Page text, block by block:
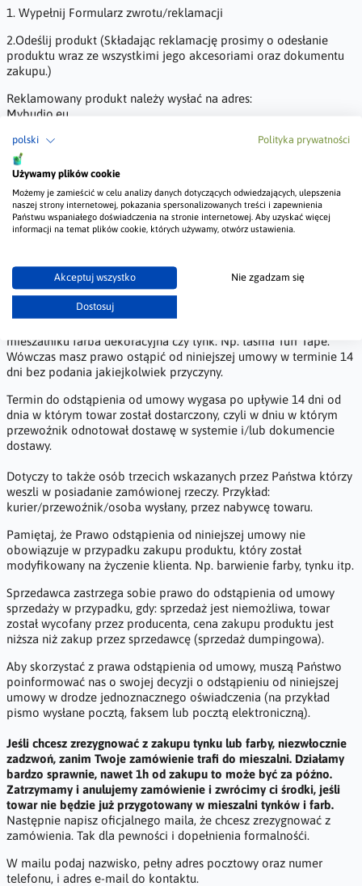
polski Polityka prywatności
Używamy plików cookie
Możemy je zamieścić w celu analizy danych dotyczących odwiedzających, ulepszenia
naszej strony internetowej, pokazania spersonalizowanych treści i zapewnienia
Państwu wspaniałego doświadczenia na stronie internetowej. Aby uzyskać więcej
informacji na temat plików cookie, których używamy, otwórz ustawienia.
Akceptuj wszystko Nie zgadzam się
Dostosuj
1. Wypełnij Formularz zwrotu/reklamacji
2.Odeślij produkt (Składając reklamację prosimy o odesłanie
produktu wraz ze wszystkimi jego akcesoriami oraz dokumentu
zakupu.)
Reklamowany produkt należy wysłać na adres:
Mybudio.eu
64-800 Chodzież
Polska
Do paczki z oświadczeniem i zwracanym produktem/produktami
dołącz także wszystkie otrzymane z nim/nimi akcesoria oraz
paragon lub fakturę.
--------------------
Informacje dotyczące korzystania z prawa do odstąpienia od
umowy/Prawo odstąpienia od umowy.
W przypadku zakupu produktu, który nie był modyfikowany pod
mieszalniku farba dekoracyjna czy tynk. Np. taśma Tuff Tape.
Wówczas masz prawo ostąpić od niniejszej umowy w terminie 14
dni bez podania jakiejkolwiek przyczyny.
Termin do odstąpienia od umowy wygasa po upływie 14 dni od
dnia w którym towar został dostarczony, czyli w dniu w którym
przewoźnik odnotował dostawę w systemie i/lub dokumencie
dostawy.
Dotyczy to także osób trzecich wskazanych przez Państwa którzy
weszli w posiadanie zamówionej rzeczy. Przykład:
kurier/przewoźnik/osoba wysłany, przez nabywcę towaru.
Pamiętaj, że Prawo odstąpienia od niniejszej umowy nie
obowiązuje w przypadku zakupu produktu, który został
modyfikowany na życzenie klienta. Np. barwienie farby, tynku itp.
Sprzedawca zastrzega sobie prawo do odstąpienia od umowy
sprzedaży w przypadku, gdy: sprzedaż jest niemożliwa, towar
został wycofany przez producenta, cena zakupu produktu jest
niższa niż zakup przez sprzedawcę (sprzedaż dumpingowa).
Aby skorzystać z prawa odstąpienia od umowy, muszą Państwo
poinformować nas o swojej decyzji o odstąpieniu od niniejszej
umowy w drodze jednoznacznego oświadczenia (na przykład
pismo wysłane pocztą, faksem lub pocztą elektroniczną).
Jeśli chcesz zrezygnować z zakupu tynku lub farby, niezwłocznie
zadzwoń, zanim Twoje zamówienie trafi do mieszalni. Działamy
bardzo sprawnie, nawet 1h od zakupu to może być za późno.
Zatrzymamy i anulujemy zamówienie i zwrócimy ci środki, jeśli
towar nie będzie już przygotowany w mieszalni tynków i farb.
Następnie napisz oficjalnego maila, że chcesz zrezygnować z
zamówienia. Tak dla pewności i dopełnienia formalnośći.
W mailu podaj nazwisko, pełny adres pocztowy oraz numer
telefonu, i adres e-mail do kontaktu.